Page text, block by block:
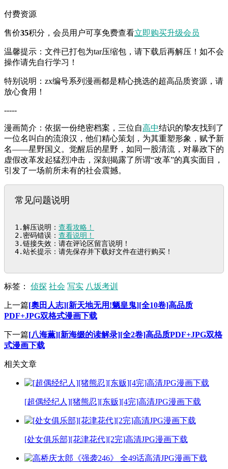
付费资源
售价35积分 ，会员用户可享免费查看立即购买升级会员
温馨提示：文件已打包为tar压缩包，请下载后再解压！如不会
操作请先自行学习！
特别说明：zx编号系列漫画都是精心挑选的超高品质资源，请
放心食用！
-----
漫画简介：依据一份绝密档案，三位自高中结识的挚友找到了
一位名叫白的流浪汉，他们精心策划，为其重塑形象，赋予新
名——星野国义。觉醒后的星野，如同一股清流，对暴政下的
虚假改革发起猛烈冲击，深刻揭露了所谓“改革”的真实面目，
引发了一场前所未有的社会震撼。
常见问题说明
1.解压说明： 查看攻略！
2.密码错误： 查看说明！
3.链接失效：请在评论区留言说明！
4.站长提示：请先保存并下载好文件在进行购买！
标签： 侦探 社会 写实 八坂考训
上一篇[奧田人志][新天地无用!魉皇鬼][全10卷]高品质
PDF+JPG双格式漫画下载
下一篇[八海薫][新海缀的读解录][全2卷]高品质PDF+JPG双格
式漫画下载
相关文章
[超偶经纪人][猪熊忍][东贩][4完]高清JPG漫画下载
[处女俱乐部][花津花代][2完]高清JPG漫画下载